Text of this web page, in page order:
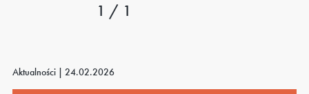
1 / 1
Aktualności | 24.02.2026